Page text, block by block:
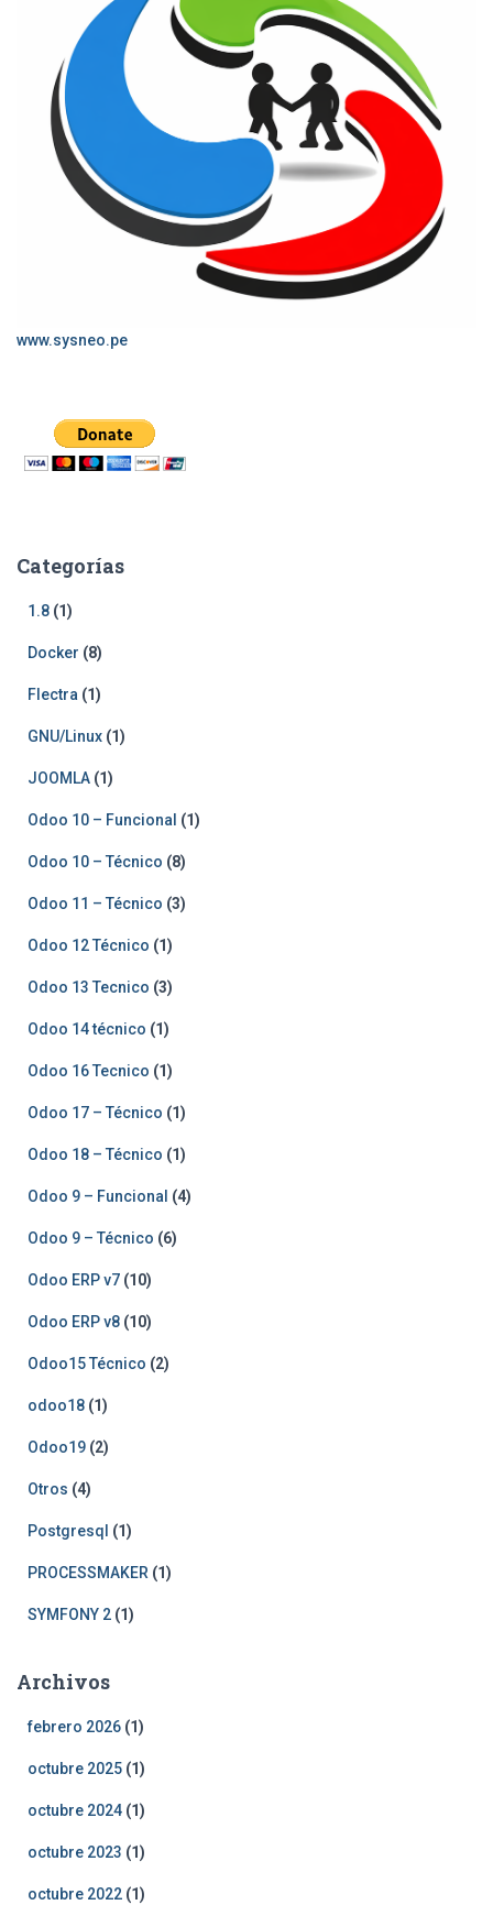
www.sysneo.pe
Categorías
1.8 (1)
Docker (8)
Flectra (1)
GNU/Linux (1)
JOOMLA (1)
Odoo 10 – Funcional (1)
Odoo 10 – Técnico (8)
Odoo 11 – Técnico (3)
Odoo 12 Técnico (1)
Odoo 13 Tecnico (3)
Odoo 14 técnico (1)
Odoo 16 Tecnico (1)
Odoo 17 – Técnico (1)
Odoo 18 – Técnico (1)
Odoo 9 – Funcional (4)
Odoo 9 – Técnico (6)
Odoo ERP v7 (10)
Odoo ERP v8 (10)
Odoo15 Técnico (2)
odoo18 (1)
Odoo19 (2)
Otros (4)
Postgresql (1)
PROCESSMAKER (1)
SYMFONY 2 (1)
Archivos
febrero 2026 (1)
octubre 2025 (1)
octubre 2024 (1)
octubre 2023 (1)
octubre 2022 (1)